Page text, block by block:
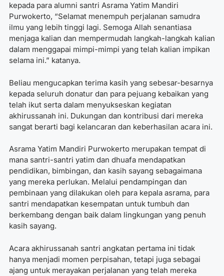
kepada para alumni santri Asrama Yatim Mandiri
Purwokerto, “Selamat menempuh perjalanan samudra
ilmu yang lebih tinggi lagi. Semoga Allah senantiasa
menjaga kalian dan mempermudah langkah-langkah kalian
dalam menggapai mimpi-mimpi yang telah kalian impikan
selama ini.” katanya.
Beliau mengucapkan terima kasih yang sebesar-besarnya
kepada seluruh donatur dan para pejuang kebaikan yang
telah ikut serta dalam menyukseskan kegiatan
akhirussanah ini. Dukungan dan kontribusi dari mereka
sangat berarti bagi kelancaran dan keberhasilan acara ini.
Asrama Yatim Mandiri Purwokerto merupakan tempat di
mana santri-santri yatim dan dhuafa mendapatkan
pendidikan, bimbingan, dan kasih sayang sebagaimana
yang mereka perlukan. Melalui pendampingan dan
pembinaan yang dilakukan oleh para kepala asrama, para
santri mendapatkan kesempatan untuk tumbuh dan
berkembang dengan baik dalam lingkungan yang penuh
kasih sayang.
Acara akhirussanah santri angkatan pertama ini tidak
hanya menjadi momen perpisahan, tetapi juga sebagai
ajang untuk merayakan perjalanan yang telah mereka